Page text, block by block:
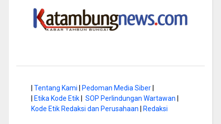
Tentang Kami Pedoman Media Siber|
Etika Kode Etik| SOP Perlindungan Wartawan
Kode Etik Redaksi dan Perusahaan
Redaksi